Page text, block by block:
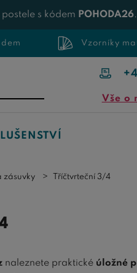
s kódem POHODA26
Vzorníky
Vše o
zásuvky Tříčtvrteční 3/4
naleznete praktické úložné